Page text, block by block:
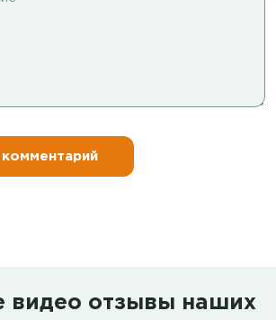
видео отзывы наших